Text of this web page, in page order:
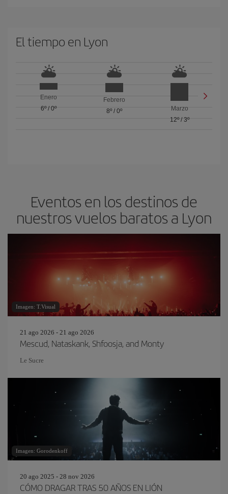
El tiempo en Lyon
Enero
6º/ 0º
Febrero
8º/ 0º
Marzo
12º/ 3º
Eventos en los destinos de
nuestros vuelos baratos a Lyon
Imagen: T.Visual
21 ago 2026 - 21 ago 2026
Mescud, Nataskank, Shfoosja, and Monty
Le Sucre
Imagen: Gorodenkoff
20 ago 2025 - 28 nov 2026
CÓMO DRAGAR TRAS 50 AÑOS EN LIÓN